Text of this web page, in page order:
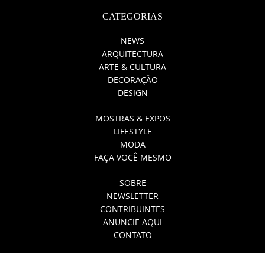
CATEGORIAS
NEWS
ARQUITECTURA
ARTE & CULTURA
DECORAÇÃO
DESIGN
MOSTRAS & EXPOS
LIFESTYLE
MODA
FAÇA VOCÊ MESMO
SOBRE
NEWSLETTER
CONTRIBUINTES
ANUNCIE AQUI
CONTATO